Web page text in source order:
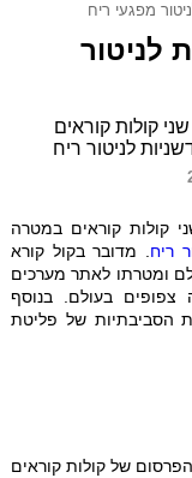
מפגעי ריח
לניטור
קולות קוראים
לניטור ריח
קולות קוראים במטרה
ריח . מדובר בקול קורא
ומטרתו לאתר מערכים
צפופים בעולם. בנוסף
הסביבתיות של פליטת
של קולות קוראים